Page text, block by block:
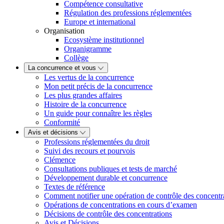
Compétence consultative
Régulation des professions réglementées
Europe et international
Organisation
Ecosystème institutionnel
Organigramme
Collège
La concurrence et vous
Les vertus de la concurrence
Mon petit précis de la concurrence
Les plus grandes affaires
Histoire de la concurrence
Un guide pour connaître les règles
Conformité
Avis et décisions
Professions réglementées du droit
Suivi des recours et pourvois
Clémence
Consultations publiques et tests de marché
Développement durable et concurrence
Textes de référence
Comment notifier une opération de contrôle des
Opérations de concentrations en cours d’examen
Décisions de contrôle des concentrations